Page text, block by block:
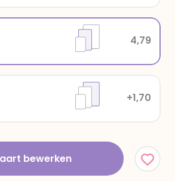
+1,70
4,79
bewerken